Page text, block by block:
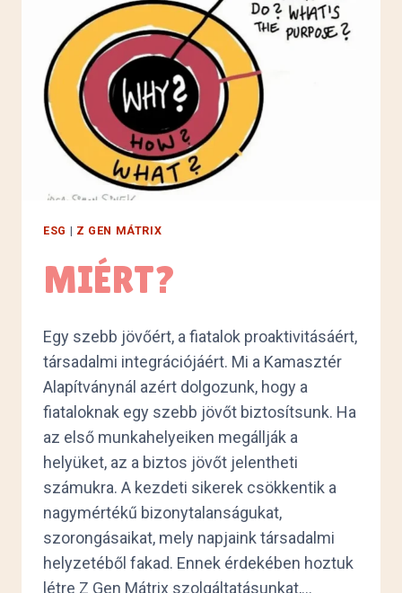
ESG | Z GEN MÁTRIX
MIÉRT?
Egy szebb jövőért, a fiatalok proaktivitásáért,
társadalmi integrációjáért. Mi a Kamasztér
Alapítványnál azért dolgozunk, hogy a
fiataloknak egy szebb jövőt biztosítsunk. Ha
az első munkahelyeiken megállják a
helyüket, az a biztos jövőt jelentheti
számukra. A kezdeti sikerek csökkentik a
nagymértékű bizonytalanságukat,
szorongásaikat, mely napjaink társadalmi
helyzetéből fakad. Ennek érdekében hoztuk
létre Z Gen Mátrix szolgáltatásunkat,…